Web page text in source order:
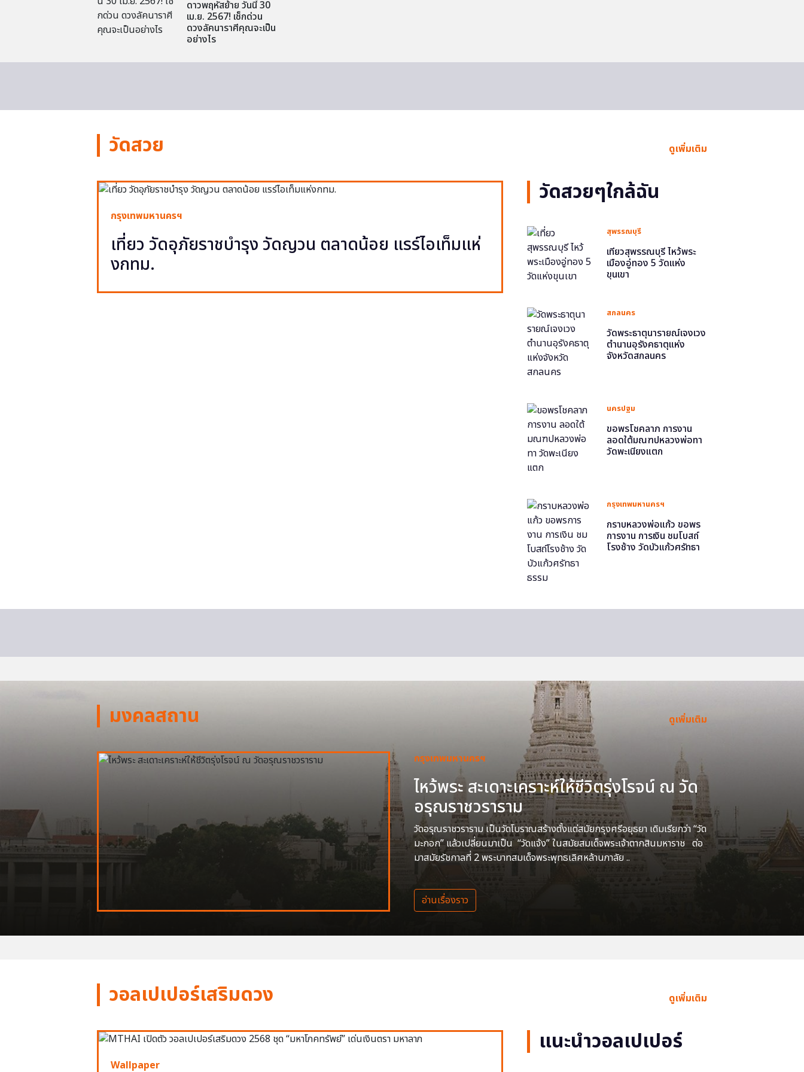
ดาวพฤหัสย้าย วันนี้ 30
เม.ย. 2567! เช็กด่วน
ดวงลัคนาราศีคุณจะเป็น
อย่างไร
วัดสวย ดูเพิ่มเติม
กรุงเทพมหานครฯ
เที่ยว วัดอุภัยราชบำรุง วัดญวน ตลาดน้อย แรร์ไอเท็มแห่
งกทม.
วัดสวยๆใกล้ฉัน
สุพรรณบุรี
เที่ยวสุพรรณบุรี ไหว้พระ
เมืองอู่ทอง 5 วัดแห่ง
ขุนเขา
สกลนคร
วัดพระธาตุนารายณ์เจงเวง
ตำนานอุรังคธาตุแห่ง
จังหวัดสกลนคร
นครปฐม
ขอพรโชคลาภ การงาน
ลอดใต้มณฑปหลวงพ่อทา
วัดพะเนียงแตก
กรุงเทพมหานครฯ
กราบหลวงพ่อแก้ว ขอพร
การงาน การเงิน ชมโบสถ์
โรงช้าง วัดบัวแก้วศรัทธา
มงคลสถาน ดูเพิ่มเติม
กรุงเทพมหานครฯ
ไหว้พระ สะเดาะเคราะห์ให้ชีวิตรุ่งโรจน์ ณ วัด
อรุณราชวราราม
วัดอรุณราชวราราม เป็นวัดโบราณสร้างตั้งแต่สมัยกรุงศรีอยุธยา เดิมเรียกว่า “วัด
มะกอก” แล้วเปลี่ยนมาเป็น “วัดแจ้ง” ในสมัยสมเด็จพระเจ้าตากสินมหาราช ต่อ
มาสมัยรัชกาลที่ 2 พระบาทสมเด็จพระพุทธเลิศหล้านภาลัย ..
อ่านเรื่องราว
วอลเปเปอร์เสริมดวง ดูเพิ่มเติม
Wallpaper
แนะนำวอลเปเปอร์